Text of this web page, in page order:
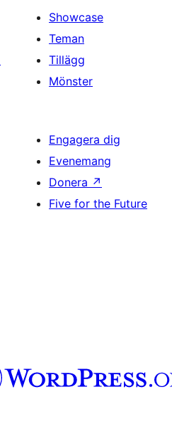
Showcase
Teman
Tillägg
Mönster
Engagera dig
Evenemang
Donera ↗
Five for the Future